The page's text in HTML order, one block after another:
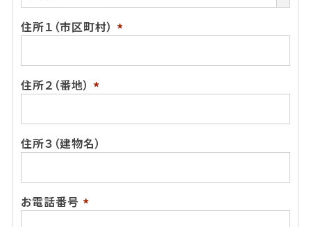
須)
住所１（市区町村）
須)
住所２（番地）
須)
住所３（建物名）
お電話番号